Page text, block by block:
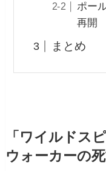
ポー
再開
まとめ
「ワイルドス
ウォーカーの